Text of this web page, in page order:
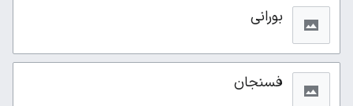
بورانی
فسنجان